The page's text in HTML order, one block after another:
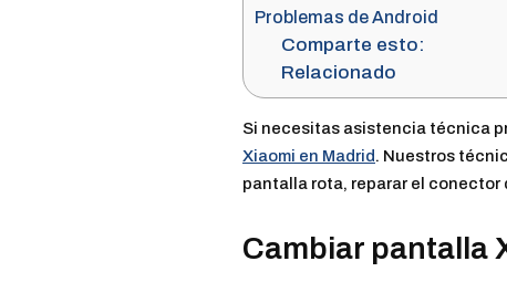
Problemas de Android
Comparte esto:
Relacionado
Si necesitas asistencia técnica
Xiaomi en Madrid. Nuestros
pantalla rota, reparar el conector
Cambiar pantalla